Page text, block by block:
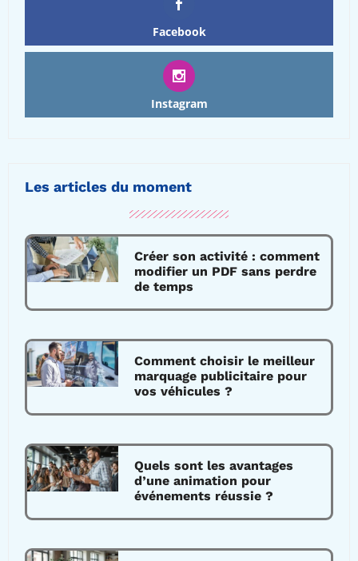
Facebook
Instagram
Les articles du moment
Créer son activité : comment
modifier un PDF sans perdre
de temps
Comment choisir le meilleur
marquage publicitaire pour
vos véhicules ?
Quels sont les avantages
d’une animation pour
événements réussie ?